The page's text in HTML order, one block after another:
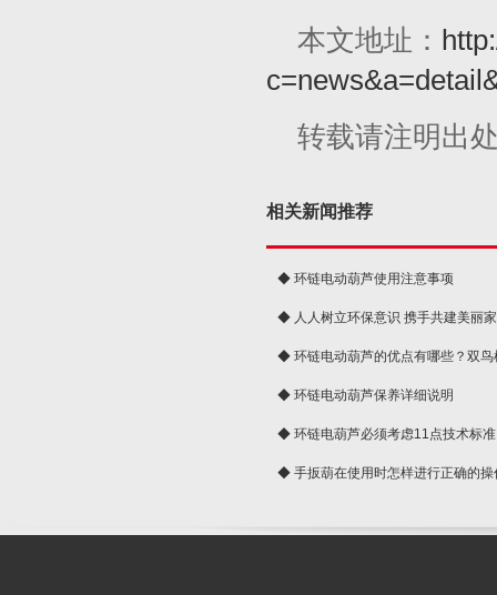
本文地址：
转载请注明出
相关新闻推荐
◆ 环链电动葫芦使用注意事项
◆ 人人树立环保意识 携手共建美丽
球◆ 环链电动葫芦的优点有哪些？双鸟
◆ 环链电动葫芦保养详细说明
◆ 环链电葫芦必须考虑11点技术标准
◆ 手扳葫在使用时怎样进行正确的操